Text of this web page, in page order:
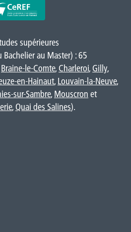
supérieures
au Master) : 65
Braine-le-Comte, Charleroi, Gilly,
en-Hainaut, Louvain-la-Neuve,
sur-Sambre, Mouscron et
, Quai des Salines).